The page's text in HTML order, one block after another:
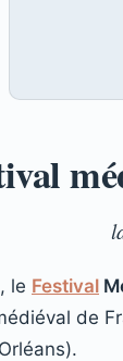
le Festival
de